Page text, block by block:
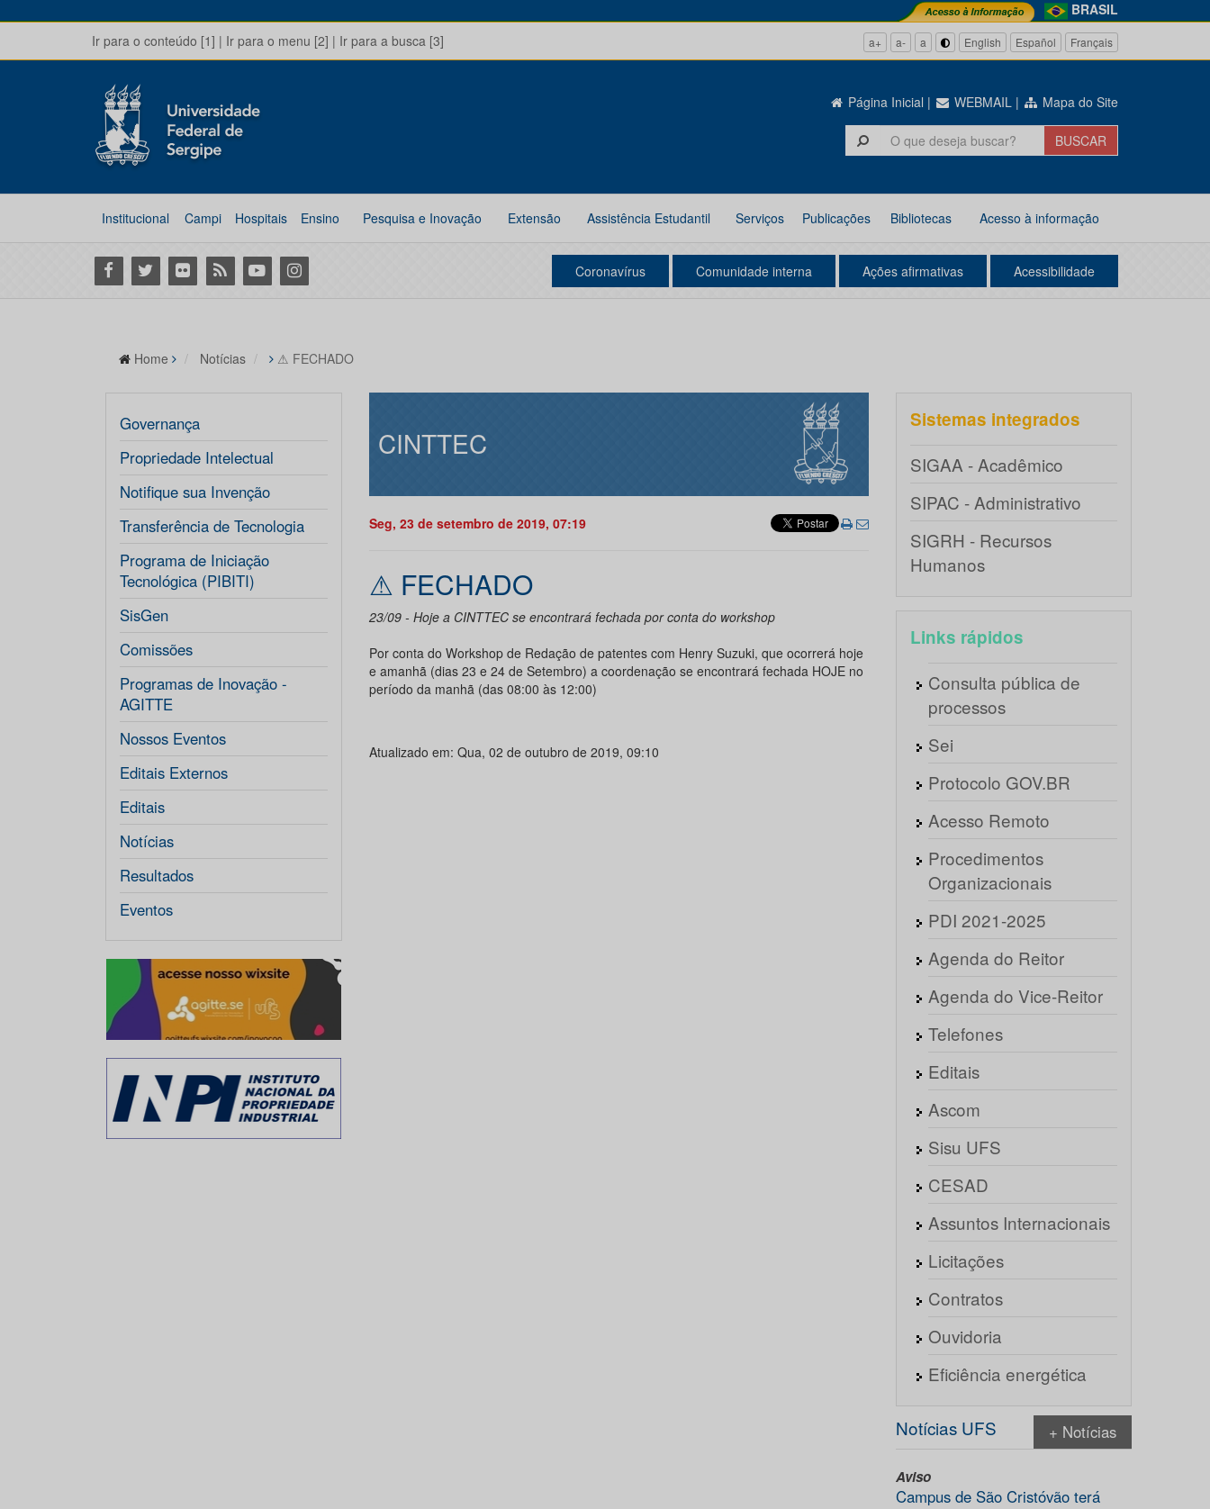
BRASIL
Ir para o conteúdo [1] | Ir para o menu [2] | Ir para a busca [3] a+ a- a English Español Français
Página Inicial | WEBMAIL | Mapa do Site
Institucional Campi Hospitais Ensino Pesquisa e Inovação Extensão Assistência Estudantil Serviços Publicações Bibliotecas Acesso à informação
Facebook
Twitter Flickr RSS YoutubeInstagram Coronavírus Comunidade interna Ações afirmativas Acessibilidade
Home Notícias ⚠ FECHADO
Governança
Propriedade Intelectual
Notifique sua Invenção
Transferência de Tecnologia
Programa de Iniciação
Tecnológica (PIBITI)
SisGen
Comissões
Programas de Inovação -
AGITTE
Nossos Eventos
Editais Externos
Editais
Notícias
Resultados
Eventos
CINTTEC
Seg, 23 de setembro de 2019, 07:19
⚠ FECHADO
23/09 - Hoje a CINTTEC se encontrará fechada por conta do workshop
Por conta do Workshop de Redação de patentes com Henry Suzuki, que ocorrerá hoje
e amanhã (dias 23 e 24 de Setembro) a coordenação se encontrará fechada HOJE no
período da manhã (das 08:00 às 12:00)
Atualizado em: Qua, 02 de outubro de 2019, 09:10
Sistemas integrados
SIGAA - Acadêmico
SIPAC - Administrativo
SIGRH - Recursos
Humanos
Links rápidos
Consulta pública de
processos
Sei
Protocolo GOV.BR
Acesso Remoto
Procedimentos
Organizacionais
PDI 2021-2025
Agenda do Reitor
Agenda do Vice-Reitor
Telefones
Editais
Ascom
Sisu UFS
CESAD
Assuntos Internacionais
Licitações
Contratos
Ouvidoria
Eficiência energética
Notícias UFS + Notícias
Aviso
Campus de São Cristóvão terá